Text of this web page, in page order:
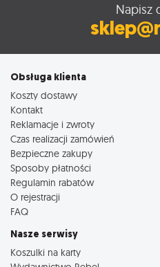
Napisz
Obsługa klienta
Koszty dostawy
Kontakt
Reklamacje i zwroty
Czas realizacji zamówień
Bezpieczne zakupy
Sposoby płatności
Regulamin rabatów
O rejestracji
FAQ
Nasze serwisy
Koszulki na karty